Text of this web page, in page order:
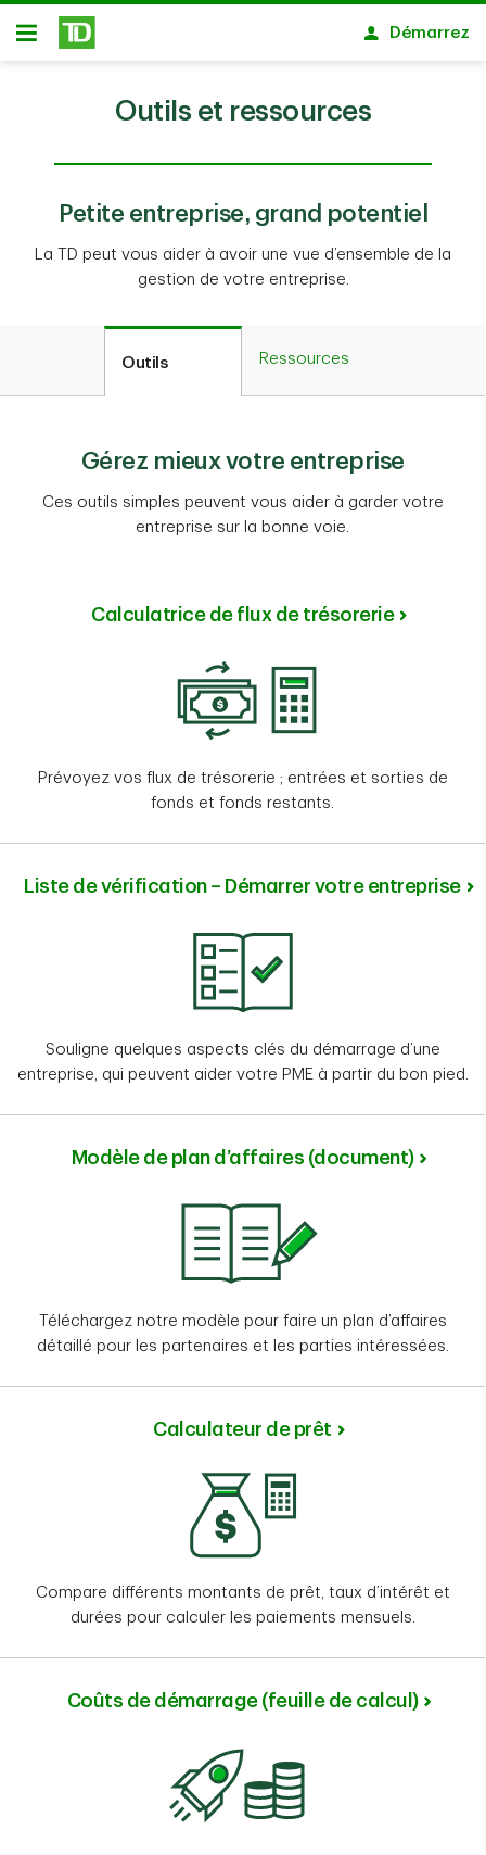
Passer au contenu principal
Ouvert
Démarrez
Outils et ressources
Petite entreprise, grand potentiel
La TD peut vous aider à avoir une vue d’ensemble de la
gestion de votre entreprise.
Outils Ressources
Gérez mieux votre entreprise
Ces outils simples peuvent vous aider à garder votre
entreprise sur la bonne voie.
Calculatrice de flux de trésorerie
Prévoyez vos flux de trésorerie ; entrées et sorties de
fonds et fonds restants.
Liste de vérification – Démarrer votre entreprise
Souligne quelques aspects clés du démarrage d’une
entreprise, qui peuvent aider votre PME à partir du bon pied.
Modèle de plan d’affaires (document)
Téléchargez notre modèle pour faire un plan d’affaires
détaillé pour les partenaires et les parties intéressées.
Calculateur de prêt
Compare différents montants de prêt, taux d’intérêt et
durées pour calculer les paiements mensuels.
Coûts de démarrage (feuille de calcul)